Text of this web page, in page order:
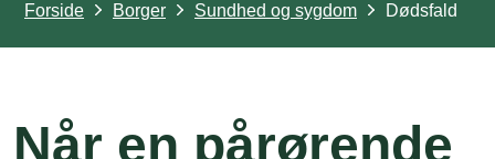
Forside Borger Sundhed og sygdom Dødsfald
Når en pårørende